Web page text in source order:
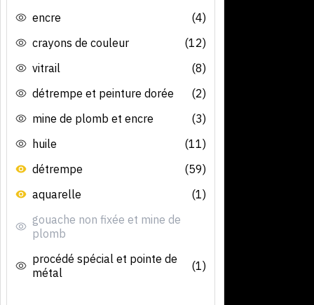
encre
(4)
crayons de couleur
(12)
vitrail
(8)
détrempe et peinture dorée
(2)
mine de plomb et encre
(3)
huile
(11)
détrempe
(59)
aquarelle
(1)
gouache non fixée et mine de
plomb
procédé spécial et pointe de
métal
(1)